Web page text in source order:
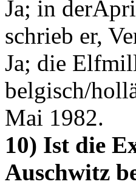
Ja; in
schrieb er,
Ja; die
belgisch/
Mai 1982.
10) Ist die
Auschwitz